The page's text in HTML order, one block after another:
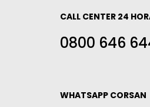
CALL CENTER 24
0800 646
WHATSAPP CORSAN